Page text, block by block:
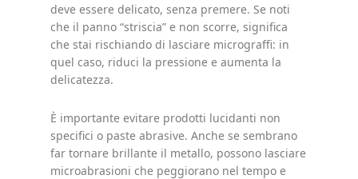
deve essere delicato, senza premere. Se noti
che il panno “striscia” e non scorre, significa
che stai rischiando di lasciare micrograffi: in
quel caso, riduci la pressione e aumenta la
delicatezza.
È importante evitare prodotti lucidanti non
specifici o paste abrasive. Anche se sembrano
far tornare brillante il metallo, possono lasciare
microabrasioni che peggiorano nel tempo e